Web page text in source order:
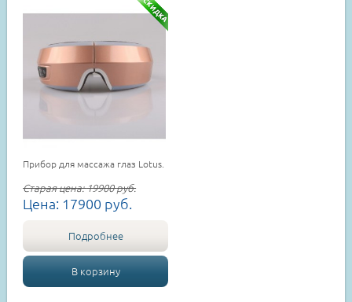
Прибор для массажа глаз Lotus.
Старая цена:19900руб.
Цена: 17900 руб.
Подробнее
В корзину